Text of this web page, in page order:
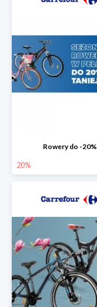
Rowery do -20%
20%